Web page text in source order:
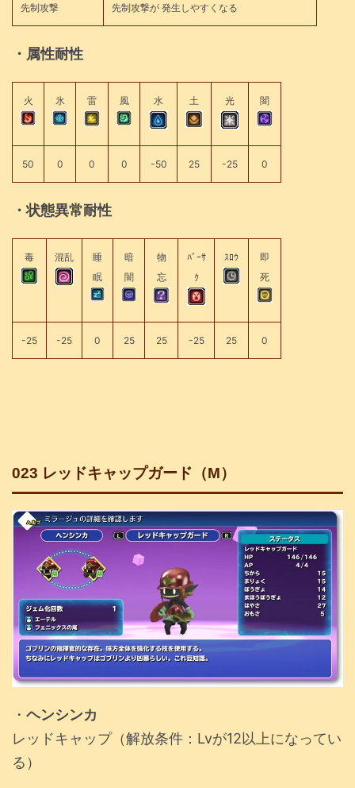
先制攻撃 先制攻撃が 発生しやすくなる
・属性耐性
火 氷 雷 風 水 土 光 闇
50 0 0 0 -50 25 -25 0
・状態異常耐性
毒 混乱
睡
眠
暗
闇
物
忘
ﾊﾞｰｻ
ｸ
ｽﾛｳ
即
死
-25 -25 0 25 25 -25 25 0
023 レッドキャップガード（M）
・ ヘンシンカ
レッドキャップ（解放条件：Lvが12以上になってい
る）